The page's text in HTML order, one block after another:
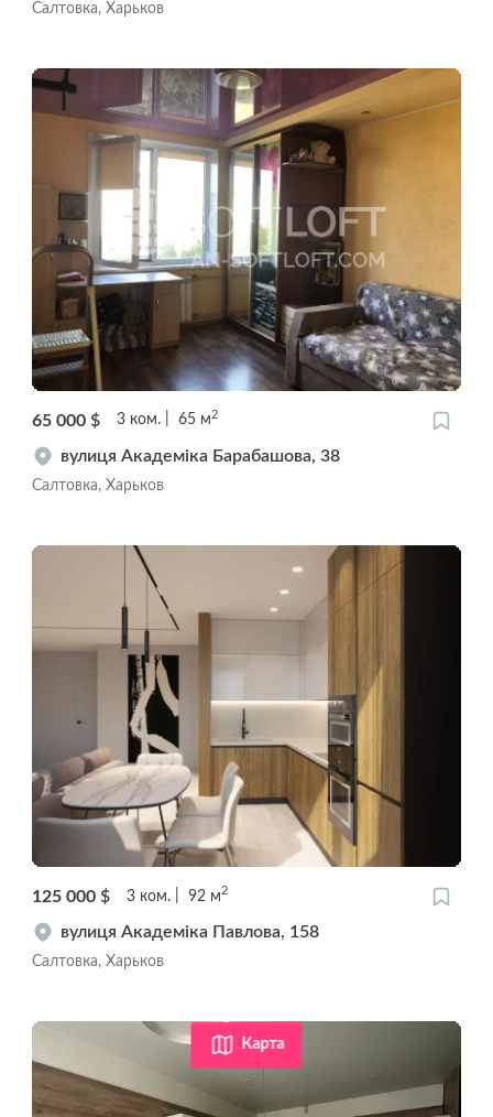
Карта
Салтовка, Харьков
65 000 $ 3 ком. 65 м 2
вулиця Академіка Барабашова, 38
Салтовка, Харьков
125 000 $ 3 ком. 92 м2
вулиця Академіка Павлова, 158
Салтовка, Харьков